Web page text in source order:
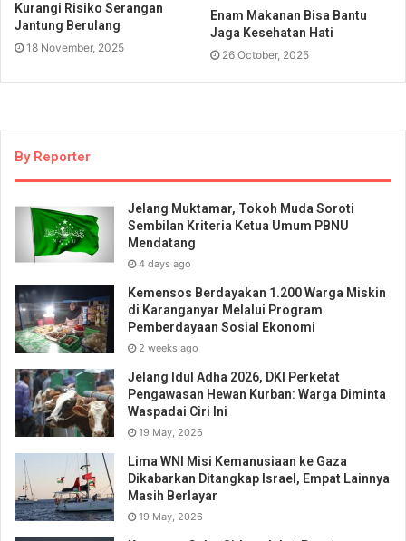
Kurangi Risiko Serangan
Jantung Berulang
18 November, 2025
Enam Makanan Bisa Bantu
Jaga Kesehatan Hati
26 October, 2025
By Reporter
Jelang Muktamar, Tokoh Muda Soroti
Sembilan Kriteria Ketua Umum PBNU
Mendatang
4 days ago
Kemensos Berdayakan 1.200 Warga Miskin
di Karanganyar Melalui Program
Pemberdayaan Sosial Ekonomi
2 weeks ago
Jelang Idul Adha 2026, DKI Perketat
Pengawasan Hewan Kurban: Warga Diminta
Waspadai Ciri Ini
19 May, 2026
Lima WNI Misi Kemanusiaan ke Gaza
Dikabarkan Ditangkap Israel, Empat Lainnya
Masih Berlayar
19 May, 2026